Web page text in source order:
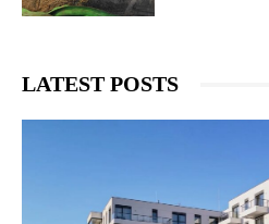
LATEST POSTS